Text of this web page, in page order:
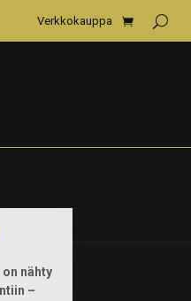
Verkkokauppa
nähty
–